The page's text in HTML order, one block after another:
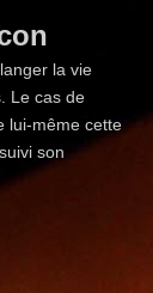
la vie
Le cas de
lui-même cette
son